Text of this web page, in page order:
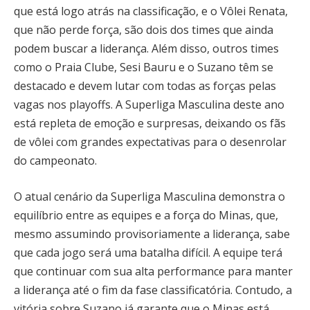
que está logo atrás na classificação, e o Vôlei Renata,
que não perde força, são dois dos times que ainda
podem buscar a liderança. Além disso, outros times
como o Praia Clube, Sesi Bauru e o Suzano têm se
destacado e devem lutar com todas as forças pelas
vagas nos playoffs. A Superliga Masculina deste ano
está repleta de emoção e surpresas, deixando os fãs
de vôlei com grandes expectativas para o desenrolar
do campeonato.
O atual cenário da Superliga Masculina demonstra o
equilíbrio entre as equipes e a força do Minas, que,
mesmo assumindo provisoriamente a liderança, sabe
que cada jogo será uma batalha difícil. A equipe terá
que continuar com sua alta performance para manter
a liderança até o fim da fase classificatória. Contudo, a